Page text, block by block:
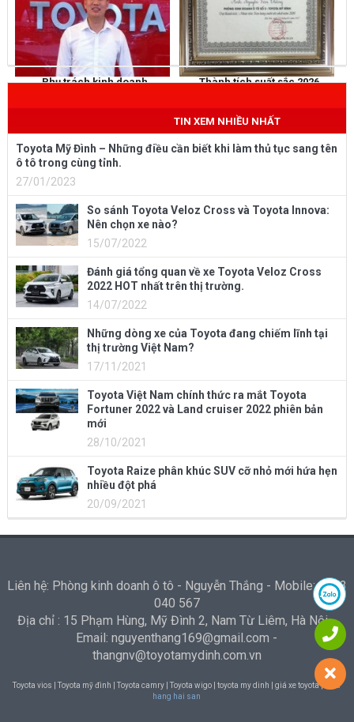
Phụ trách kinh doanh Thành tích suất sắc 2026
TIN XEM NHIỀU NHẤT
Toyota Mỹ Đình – Những điều cần biết khi làm thủ tục sang tên
ô tô trong cùng tỉnh.
27/01/2023
So sánh Toyota Veloz Cross và Toyota Innova:
Nên chọn xe nào?
15/07/2022
Đánh giá tổng quan về xe Toyota Veloz Cross
2022 HOT nhất trên thị trường.
14/07/2022
Những dòng xe của Toyota đang chiếm lĩnh tại
thị trường Việt Nam?
17/11/2021
Toyota Việt Nam chính thức ra mắt Toyota
Fortuner 2022 và Land cruiser 2022 phiên bản
mới
28/10/2021
Toyota Raize phân khúc SUV cỡ nhỏ mới hứa hẹn
nhiều đột phá
20/09/2021
Liên hệ: Phòng kinh doanh ô tô - Nguyễn Thắng - Mobile: 0973
040 567
Địa chỉ : 15 Phạm Hùng, Mỹ Đình 2, Nam Từ Liêm, Hà Nội -
Email: nguyenthang169@gmail.com -
thangnv@toyotamydinh.com.vn
Toyota vios | Toyota mỹ đình | Toyota camry | Toyota wigo | toyota my dinh | giá xe toyota |
Nha
hang hai san